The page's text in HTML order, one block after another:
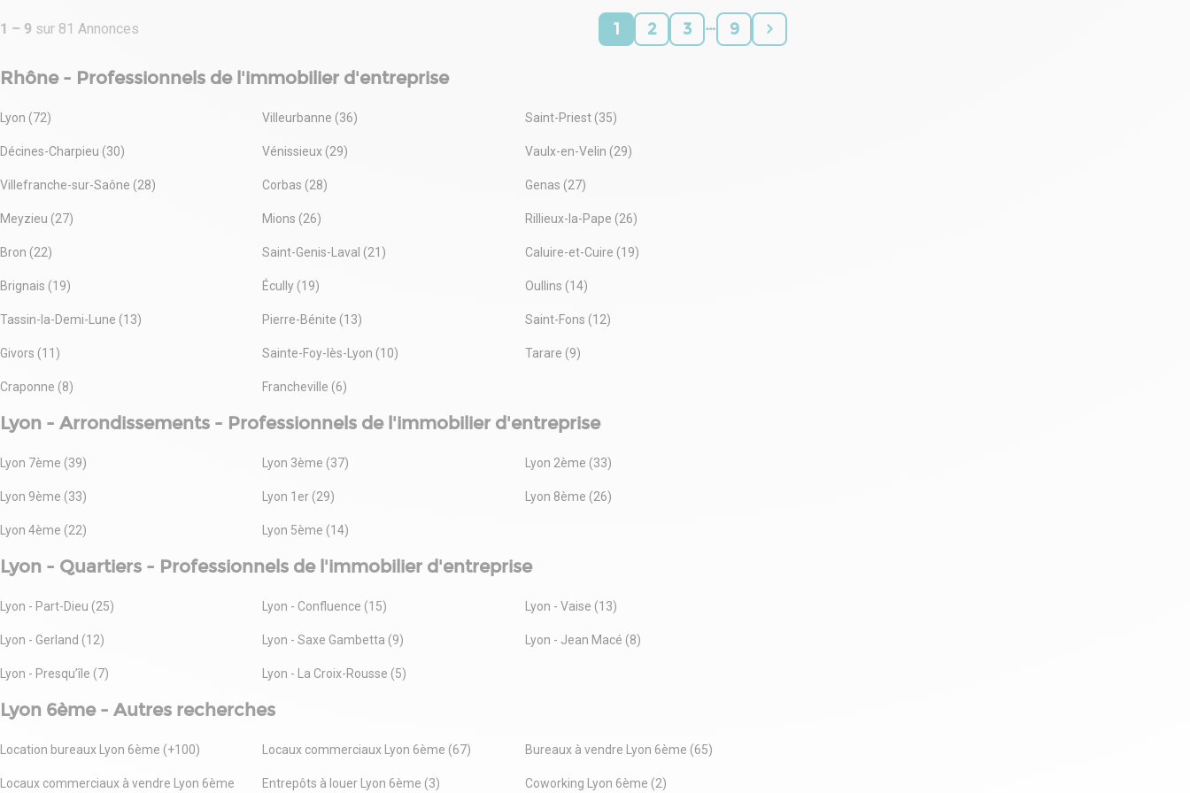
- Indice : ILAT
1 – 9 sur 81 Annonces 1 2 3 … 9
Rhône - Professionnels de l'immobilier d'entreprise
Lyon (72) Villeurbanne (36) Saint-Priest (35)
Décines-Charpieu (30) Vénissieux (29) Vaulx-en-Velin (29)
Villefranche-sur-Saône (28) Corbas (28) Genas (27)
Meyzieu (27) Mions (26) Rillieux-la-Pape (26)
Bron (22) Saint-Genis-Laval (21) Caluire-et-Cuire (19)
Brignais (19) Écully (19) Oullins (14)
Tassin-la-Demi-Lune (13) Pierre-Bénite (13) Saint-Fons (12)
Givors (11) Sainte-Foy-lès-Lyon (10) Tarare (9)
Craponne (8) Francheville (6)
Lyon - Arrondissements - Professionnels de l'immobilier d'entreprise
Lyon 7ème (39) Lyon 3ème (37) Lyon 2ème (33)
Lyon 9ème (33) Lyon 1er (29) Lyon 8ème (26)
Lyon 4ème (22) Lyon 5ème (14)
Lyon - Quartiers - Professionnels de l'immobilier d'entreprise
Lyon - Part-Dieu (25) Lyon - Confluence (15) Lyon - Vaise (13)
Lyon - Gerland (12) Lyon - Saxe Gambetta (9) Lyon - Jean Macé (8)
Lyon - Presqu’île (7) Lyon - La Croix-Rousse (5)
Lyon 6ème - Autres recherches
Location bureaux Lyon 6ème (+100) Locaux commerciaux Lyon 6ème (67) Bureaux à vendre Lyon 6ème (65)
Locaux commerciaux à vendre Lyon 6ème
Entrepôts à louer Lyon 6ème (3) Coworking Lyon 6ème (2)